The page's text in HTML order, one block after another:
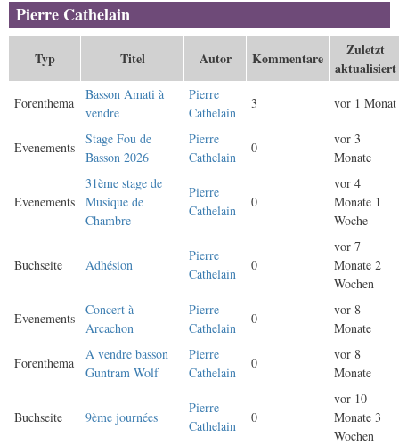
Pierre Cathelain
Typ Titel Autor Kommentare
Zuletzt
aktualisiert
Forenthema
Basson Amati à
vendre
Pierre
Cathelain
3 vor 1 Monat
Evenements
Stage Fou de
Basson 2026
Pierre
Cathelain
0
vor 3
Monate
Evenements
31ème stage de
Musique de
Chambre
Pierre
Cathelain
0
vor 4
Monate 1
Woche
Buchseite Adhésion
Pierre
Cathelain
0
vor 7
Monate 2
Wochen
Evenements
Concert à
Arcachon
Pierre
Cathelain
0
vor 8
Monate
Forenthema
A vendre basson
Guntram Wolf
Pierre
Cathelain
0
vor 8
Monate
Buchseite 9ème journées
Pierre
Cathelain
0
vor 10
Monate 3
Wochen